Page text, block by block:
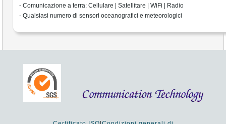
- Comunicazione a terra: Cellulare | Satellitare | WiFi | Radio
- Qualsiasi numero di sensori oceanografici e meteorologici